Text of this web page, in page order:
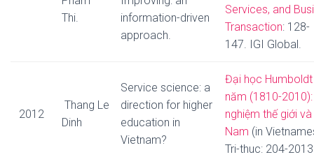
Thi.
information-driven
approach.
Services, and
Transaction: 128-
147. IGI Global.
2012
Thang Le
Dinh
Service science: a
direction for higher
education in
Vietnam?
Đại học
năm (1810-2010):
nghiệm thế giới
Nam (in
Tri-thuc: 204-